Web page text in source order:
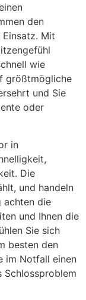
den
Mit
wie
größtmögliche
und Sie
oder
in
Die
und handeln
achten die
und Ihnen die
Sie sich
besten den
im Notfall einen
Schlossproblem